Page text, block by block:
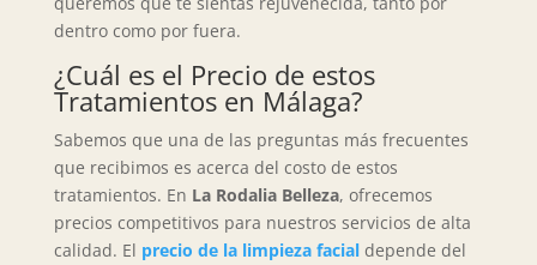
dentro como por fuera.
¿Cuál es el Precio de estos
Tratamientos en Málaga?
Sabemos que una de las preguntas más frecuentes
que recibimos es acerca del costo de estos
tratamientos. En La Rodalia Belleza, ofrecemos
precios competitivos para nuestros servicios de alta
calidad. El precio de la limpieza facialdepende del